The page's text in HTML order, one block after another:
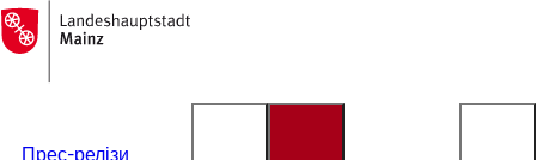
Перейти до змісту
На
головну
сторінку
Прес-релізи